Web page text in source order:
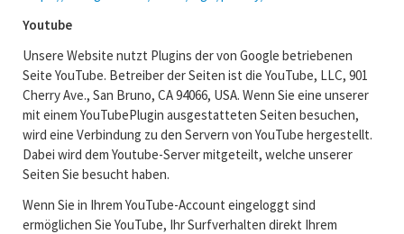
Youtube
Unsere Website nutzt Plugins der von Google betriebenen
Seite YouTube. Betreiber der Seiten ist die YouTube, LLC, 901
Cherry Ave., San Bruno, CA 94066, USA. Wenn Sie eine unserer
mit einem YouTubePlugin ausgestatteten Seiten besuchen,
wird eine Verbindung zu den Servern von YouTube hergestellt.
Dabei wird dem Youtube-Server mitgeteilt, welche unserer
Seiten Sie besucht haben.
Wenn Sie in Ihrem YouTube-Account eingeloggt sind
ermöglichen Sie YouTube, Ihr Surfverhalten direkt Ihrem